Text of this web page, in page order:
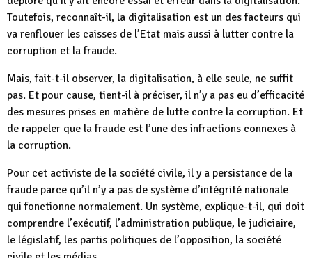
Toutefois, reconnaît-il, la digitalisation est un des facteurs qui
va renflouer les caisses de l’Etat mais aussi à lutter contre la
corruption et la fraude.
Mais, fait-t-il observer, la digitalisation, à elle seule, ne suffit
pas. Et pour cause, tient-il à préciser, il n’y a pas eu d’efficacité
des mesures prises en matière de lutte contre la corruption. Et
de rappeler que la fraude est l’une des infractions connexes à
la corruption.
Pour cet activiste de la société civile, il y a persistance de la
fraude parce qu’il n’y a pas de système d’intégrité nationale
qui fonctionne normalement. Un système, explique-t-il, qui doit
comprendre l’exécutif, l’administration publique, le judiciaire,
le législatif, les partis politiques de l’opposition, la société